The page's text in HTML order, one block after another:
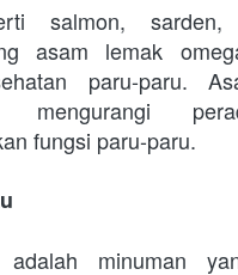
salmon,
asam lemak
paru-paru.
mengurangi
fungsi paru-paru.
minuman